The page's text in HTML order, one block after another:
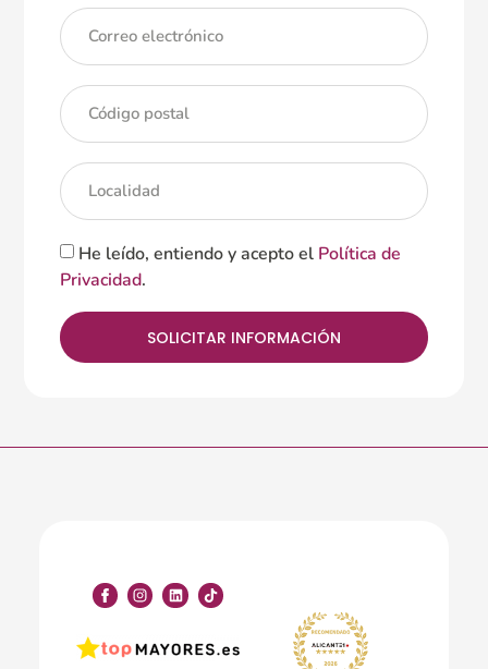
He leído, entiendo y acepto el Política de
Privacidad.
SOLICITAR INFORMACIÓN